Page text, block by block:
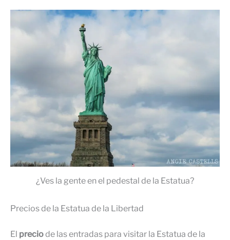
¿Ves la gente en el pedestal de la Estatua?
Precios de la Estatua de la Libertad
El preciode las entradas para visitar la Estatua de la